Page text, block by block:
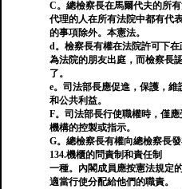
C。總檢察長在馬爾代夫的所
代理的人在所有法院中都有代
的事項除外。本憲法。
d。檢察長有權在法院許可下
為法院的朋友出庭，而檢察長
了。
e。司法部長應促進，保護，
和公共利益。
F。司法部長行使職權時，僅
機構的控製或指示。
G。總檢察長有權向總檢察長
134.機櫃的問責制和責任制
一種。內閣成員應按憲法規定
適當行使分配給他們的職責。